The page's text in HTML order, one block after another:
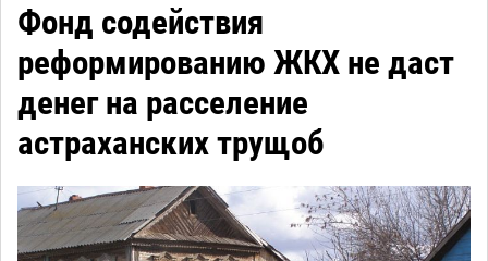
Фонд содействия
реформированию ЖКХ не даст
денег на расселение
астраханских трущоб